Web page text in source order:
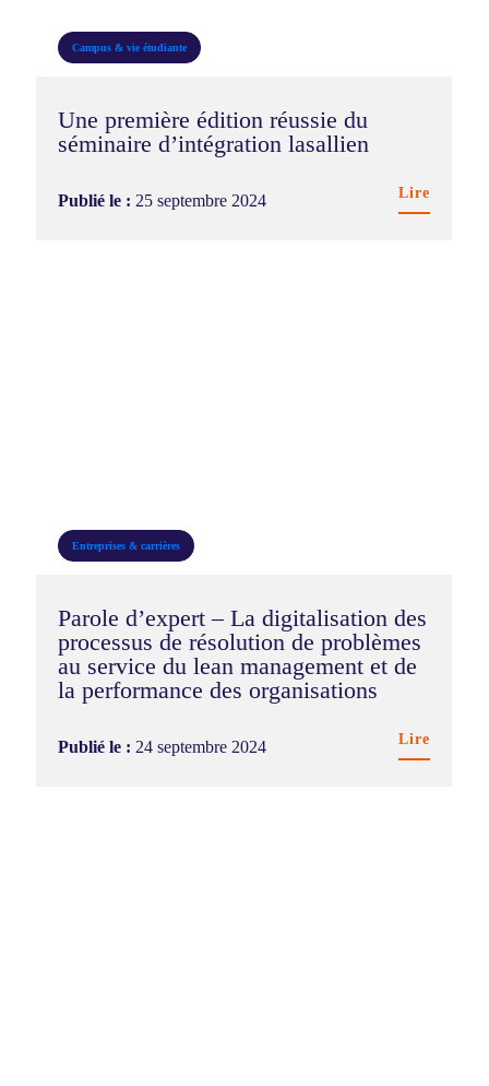
Campus & vie étudiante
Une première édition réussie du
séminaire d’intégration lasallien
Publié le : 25 septembre 2024 Lire
Entreprises & carrières
Parole d’expert – La digitalisation des
processus de résolution de problèmes
au service du lean management et de
la performance des organisations
Publié le : 24 septembre 2024 Lire